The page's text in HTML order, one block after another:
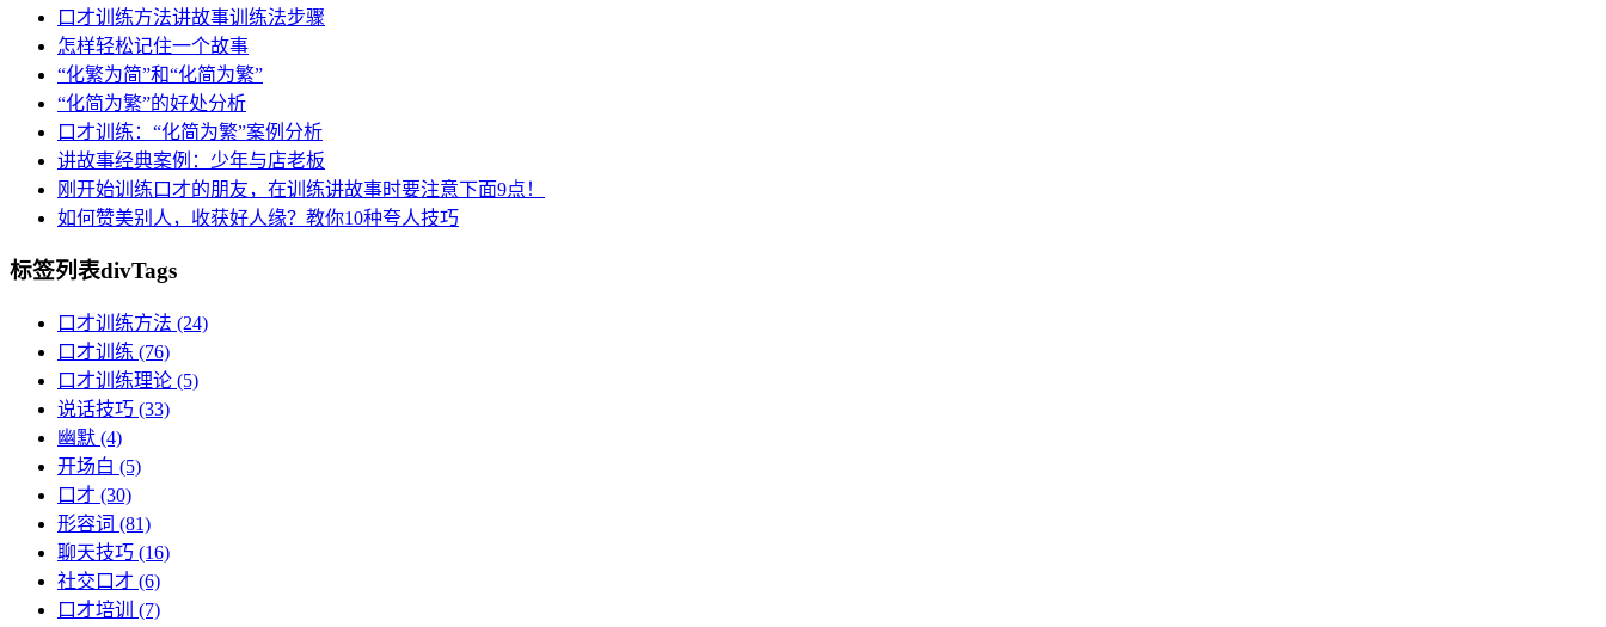
口才训练方法讲故事训练法步骤
怎样轻松记住一个故事
“化繁为简”和“化简为繁”
“化简为繁”的好处分析
口才训练：“化简为繁”案例分析
讲故事经典案例：少年与店老板
刚开始训练口才的朋友，在训练讲故事时要注意下面9点！
如何赞美别人，收获好人缘？教你10种夸人技巧
标签列表divTags
口才训练方法 (24)
口才训练 (76)
口才训练理论 (5)
说话技巧 (33)
幽默 (4)
开场白 (5)
口才 (30)
形容词 (81)
聊天技巧 (16)
社交口才 (6)
口才培训
(7)